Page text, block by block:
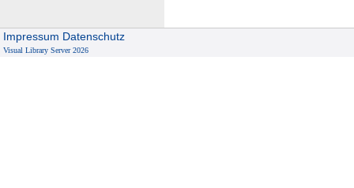
Impressum Datenschutz
Visual Library Server 2026